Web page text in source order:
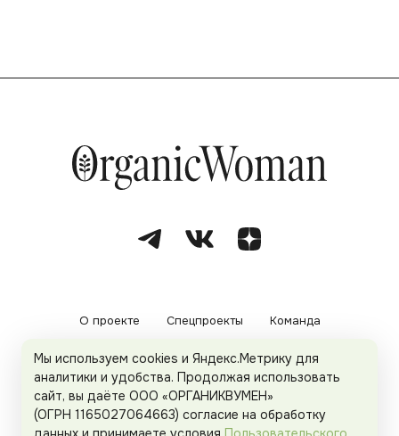
О проекте Спецпроекты Команда
Рекламодателям Политика конфиденциальности
Пользовательское соглашение
Мы используем cookies и Яндекс.Метрику для
аналитики и удобства. Продолжая использовать
сайт, вы даёте ООО «ОРГАНИКВУМЕН»
(ОГРН 1165027064663) согласие на обработку